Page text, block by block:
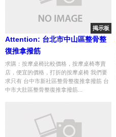
掲示板
Attention: 台北市中山區整骨整
復推拿撥筋
求購：按摩桌椅比較價格，按摩桌椅專賣
店，便宜的價格，打折的按摩桌椅 我們要
求只有 台中市新社區整骨整復推拿撥筋 台
中市大肚區整骨整復推拿撥筋...